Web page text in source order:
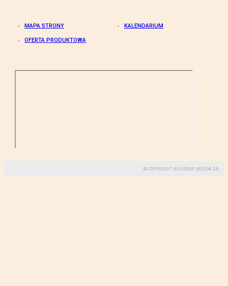
MAPA STRONY KALENDARIUM
OFERTA PRODUKTOWA
© COPYRIGHT BY GREMI MEDIA SA